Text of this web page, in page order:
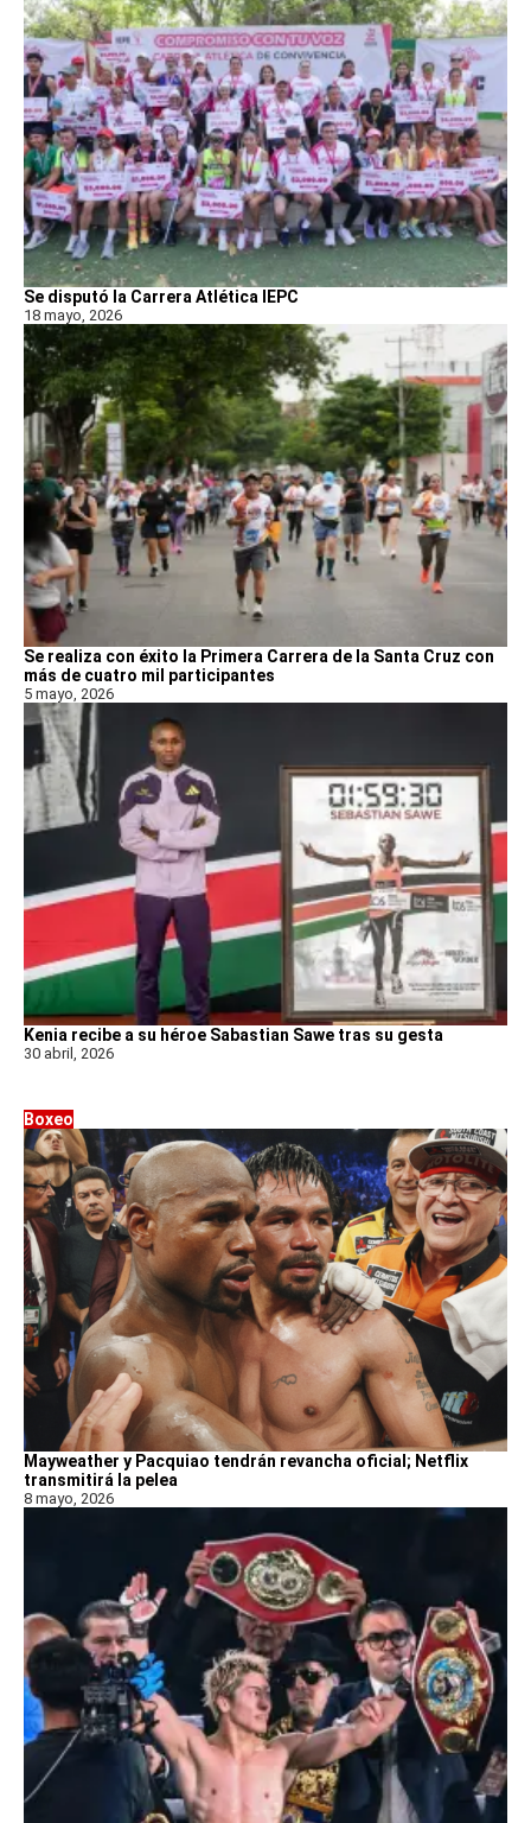
Se disputó la Carrera Atlética IEPC
18 mayo, 2026
Se realiza con éxito la Primera Carrera de la Santa Cruz con
más de cuatro mil participantes
5 mayo, 2026
Kenia recibe a su héroe Sabastian Sawe tras su gesta
30 abril, 2026
Boxeo
Mayweather y Pacquiao tendrán revancha oficial; Netflix
transmitirá la pelea
8 mayo, 2026